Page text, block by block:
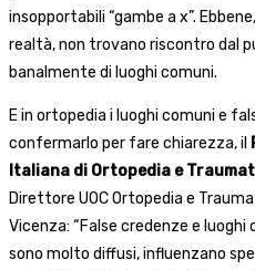
insopportabili “gambe a x”.
realtà, non trovano riscontro dal
banalmente di luoghi comuni.
E in ortopedia i luoghi comuni e
confermarlo per fare chiarezza, il
Italiana di Ortopedia e
Direttore UOC Ortopedia e
Vicenza: “False credenze e
sono molto diffusi, influenzano